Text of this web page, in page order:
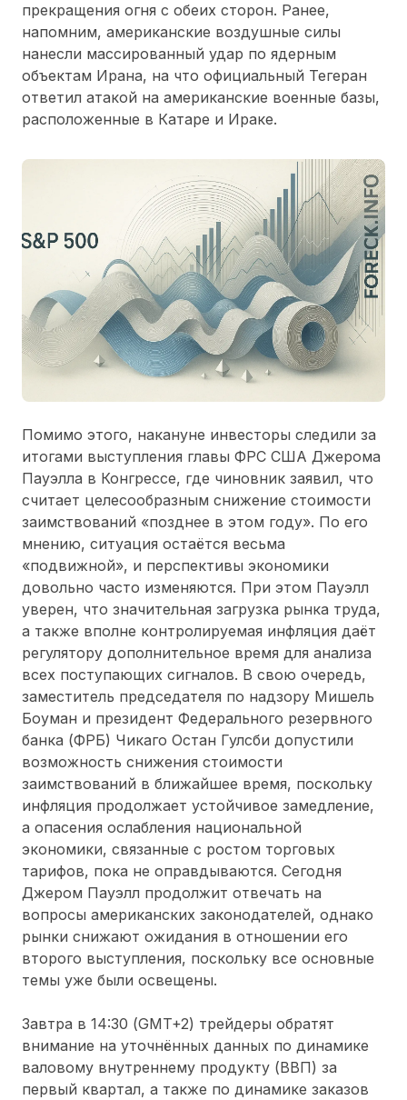
прекращения огня с обеих сторон. Ранее,
напомним, американские воздушные силы
нанесли массированный удар по ядерным
объектам Ирана, на что официальный Тегеран
ответил атакой на американские военные базы,
расположенные в Катаре и Ираке.
Помимо этого, накануне инвесторы следили за
итогами выступления главы ФРС США Джерома
Пауэлла в Конгрессе, где чиновник заявил, что
считает целесообразным снижение стоимости
заимствований «позднее в этом году». По его
мнению, ситуация остаётся весьма
«подвижной», и перспективы экономики
довольно часто изменяются. При этом Пауэлл
уверен, что значительная загрузка рынка труда,
а также вполне контролируемая инфляция даёт
регулятору дополнительное время для анализа
всех поступающих сигналов. В свою очередь,
заместитель председателя по надзору Мишель
Боуман и президент Федерального резервного
банка (ФРБ) Чикаго Остан Гулсби допустили
возможность снижения стоимости
заимствований в ближайшее время, поскольку
инфляция продолжает устойчивое замедление,
а опасения ослабления национальной
экономики, связанные с ростом торговых
тарифов, пока не оправдываются. Сегодня
Джером Пауэлл продолжит отвечать на
вопросы американских законодателей, однако
рынки снижают ожидания в отношении его
второго выступления, поскольку все основные
темы уже были освещены.
Завтра в 14:30 (GMT+2) трейдеры обратят
внимание на уточнённых данных по динамике
валовому внутреннему продукту (ВВП) за
первый квартал, а также по динамике заказов